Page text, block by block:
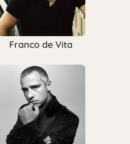
Franco de Vita